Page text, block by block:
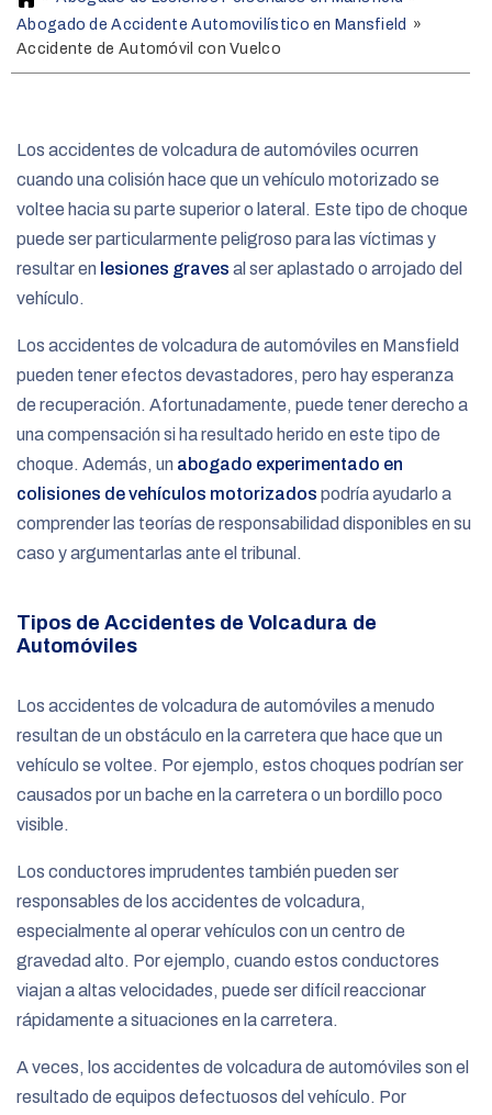
o
m
e
Abogado de Accidente Automovilístico en Mansfield »
Accidente de Automóvil con Vuelco
Los accidentes de volcadura de automóviles ocurren
cuando una colisión hace que un vehículo motorizado se
voltee hacia su parte superior o lateral. Este tipo de choque
puede ser particularmente peligroso para las víctimas y
resultar en lesiones graves al ser aplastado o arrojado del
vehículo.
Los accidentes de volcadura de automóviles en Mansfield
pueden tener efectos devastadores, pero hay esperanza
de recuperación. Afortunadamente, puede tener derecho a
una compensación si ha resultado herido en este tipo de
choque. Además, un abogado experimentado en
colisiones de vehículos motorizados podría ayudarlo a
comprender las teorías de responsabilidad disponibles en su
caso y argumentarlas ante el tribunal.
Tipos de Accidentes de Volcadura de
Automóviles
Los accidentes de volcadura de automóviles a menudo
resultan de un obstáculo en la carretera que hace que un
vehículo se voltee. Por ejemplo, estos choques podrían ser
causados por un bache en la carretera o un bordillo poco
visible.
Los conductores imprudentes también pueden ser
responsables de los accidentes de volcadura,
especialmente al operar vehículos con un centro de
gravedad alto. Por ejemplo, cuando estos conductores
viajan a altas velocidades, puede ser difícil reaccionar
rápidamente a situaciones en la carretera.
A veces, los accidentes de volcadura de automóviles son el
resultado de equipos defectuosos del vehículo. Por